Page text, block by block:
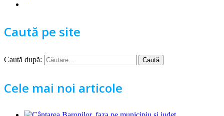
Caută pe site
Caută după:
Cele mai noi articole